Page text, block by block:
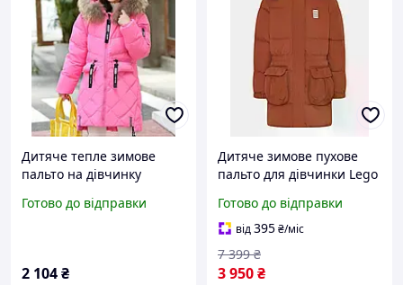
Дитяче тепле зимове
пальто на дівчинку
"Пінк"
Готово до відправки
2 104₴
Дитяче зимове пухове
пальто для дівчинки Lego
(25090667)
Готово до відправки
від395₴/міс
3 950₴
7 399 ₴